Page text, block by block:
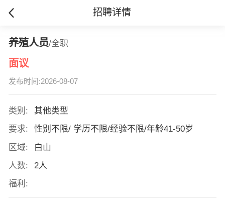
招聘详情
养殖人员/全职
面议
发布时间:2026-08-07
类别:
其他类型
要求:
性别不限/ 学历不限/经验不限/年龄41-50岁
区域:
白山
人数:
2人
福利: